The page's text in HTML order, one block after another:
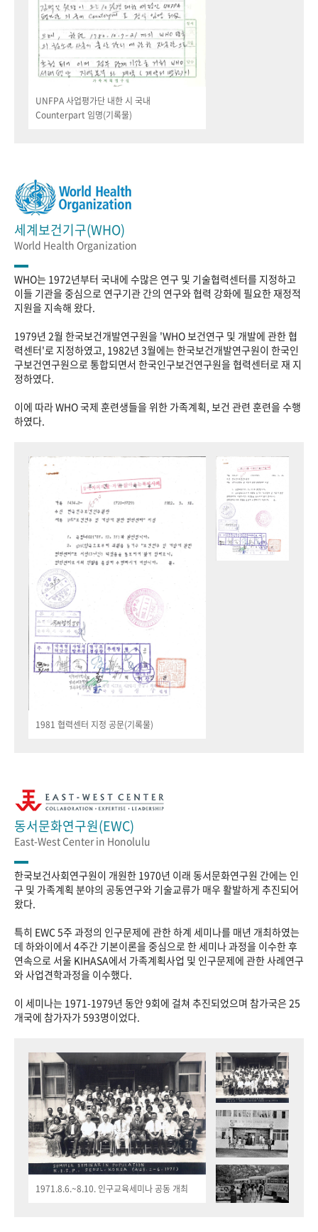
UNFPA 사업평가단 내한 시 국내
Counterpart 임명(기록물)
세계보건기구(WHO)
World Health Organization
WHO는 1972년부터 국내에 수많은 연구 및 기술협력센터를 지정하고
이들 기관을 중심으로 연구기관 간의 연구와 협력 강화에 필요한 재정적
지원을 지속해 왔다.
1979년 2월 한국보건개발연구원을 'WHO 보건연구 및 개발에 관한 협
력센터'로 지정하였고, 1982년 3월에는 한국보건개발연구원이 한국인
구보건연구원으로 통합되면서 한국인구보건연구원을 협력센터로 재 지
정하였다.
이에 따라 WHO 국제 훈련생들을 위한 가족계획, 보건 관련 훈련을 수행
하였다.
1981 협력센터 지정 공문(기록물)
동서문화연구원(EWC)
East-West Center in Honolulu
한국보건사회연구원이 개원한 1970년 이래 동서문화연구원 간에는 인
구 및 가족계획 분야의 공동연구와 기술교류가 매우 활발하게 추진되어
왔다.
특히 EWC 5주 과정의 인구문제에 관한 하계 세미나를 매년 개최하였는
데 하와이에서 4주간 기본이론을 중심으로 한 세미나 과정을 이수한 후
연속으로 서울 KIHASA에서 가족계획사업 및 인구문제에 관한 사례연구
와 사업견학과정을 이수했다.
이 세미나는 1971-1979년 동안 9회에 걸쳐 추진되었으며 참가국은 25
개국에 참가자가 593명이었다.
1971.8.6.~8.10. 인구교육세미나 공동 개최